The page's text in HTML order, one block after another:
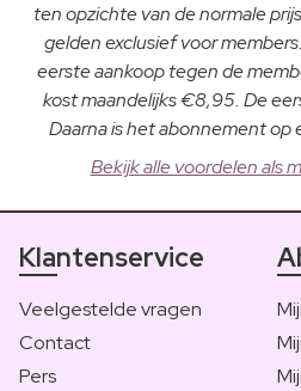
ten opzichte van de normale
gelden exclusief voor
eerste aankoop tegen de
kost maandelijks €8,95. De
Daarna is het abonnement op
Bekijk alle voordelen als
Klantenservice
Veelgestelde vragen
Contact
Pers